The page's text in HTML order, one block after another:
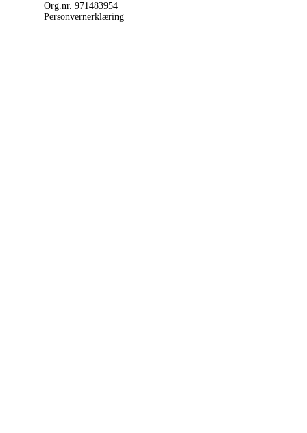
Org.nr. 971483954
Personvernerklæring